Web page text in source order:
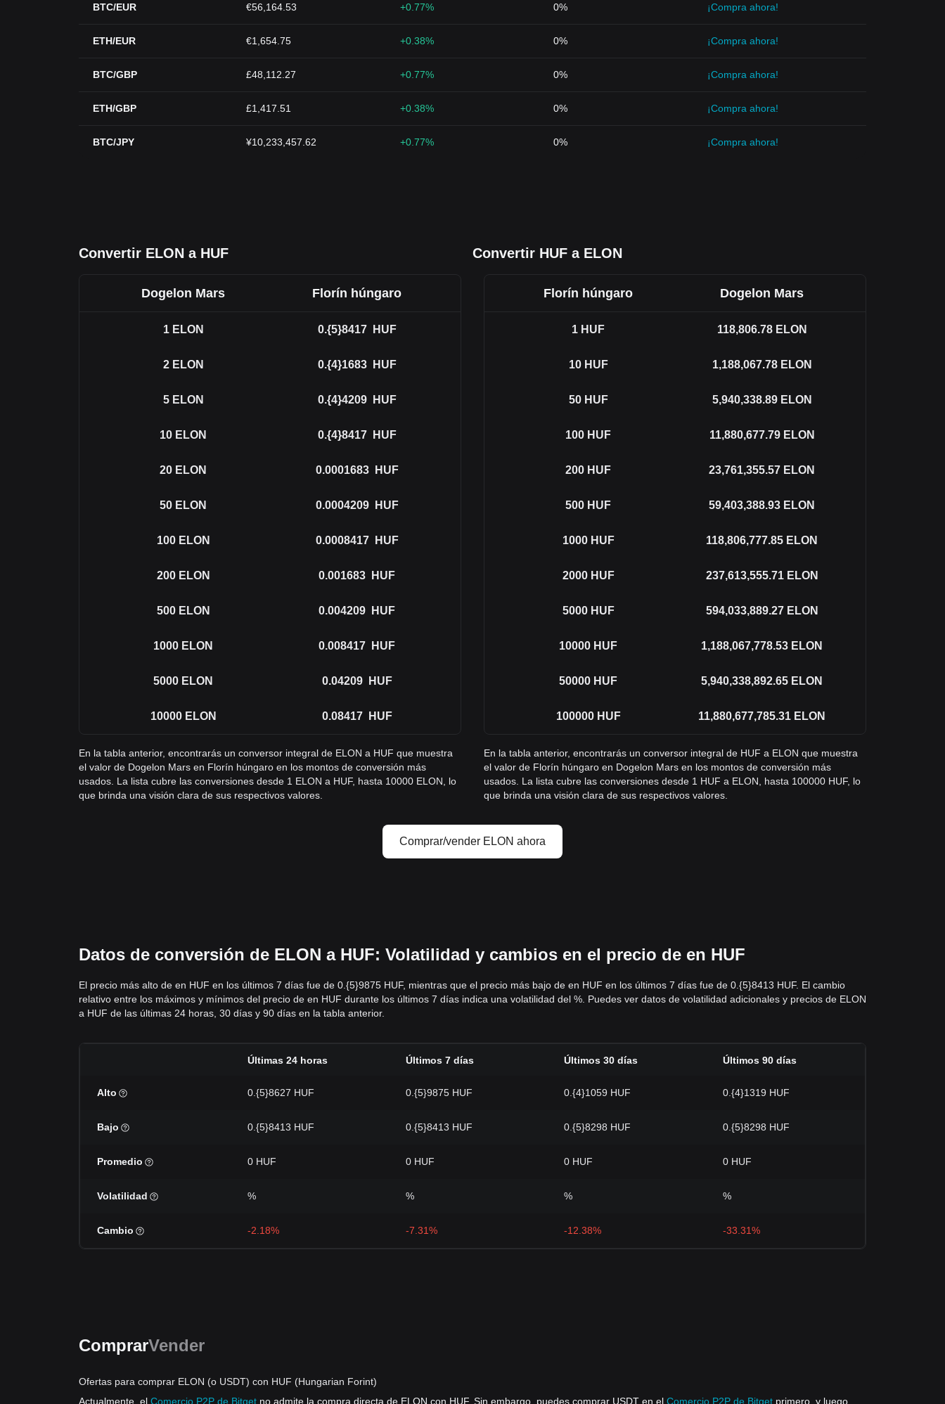
BTC/EUR €56,164.53 +0.77% 0% ¡Compra ahora!
ETH/EUR €1,654.75 +0.38% 0% ¡Compra ahora!
BTC/GBP £48,112.27 +0.77% 0% ¡Compra ahora!
ETH/GBP £1,417.51 +0.38% 0% ¡Compra ahora!
BTC/JPY ¥10,233,457.62 +0.77% 0% ¡Compra ahora!
Convertir ELON a HUF Convertir HUF a ELON
Dogelon Mars Florín húngaro
1 ELON 0.{5}8417 HUF
2 ELON 0.{4}1683 HUF
5 ELON 0.{4}4209 HUF
10 ELON 0.{4}8417 HUF
20 ELON 0.0001683 HUF
50 ELON 0.0004209 HUF
100 ELON 0.0008417 HUF
200 ELON 0.001683 HUF
500 ELON 0.004209 HUF
1000 ELON 0.008417 HUF
5000 ELON 0.04209 HUF
10000 ELON 0.08417 HUF
En la tabla anterior, encontrarás un conversor integral de ELON a HUF que muestra
el valor de Dogelon Mars en Florín húngaro en los montos de conversión más
usados. La lista cubre las conversiones desde 1 ELON a HUF, hasta 10000 ELON, lo
que brinda una visión clara de sus respectivos valores.
Florín húngaro Dogelon Mars
1 HUF 118,806.78 ELON
10 HUF 1,188,067.78 ELON
50 HUF 5,940,338.89 ELON
100 HUF 11,880,677.79 ELON
200 HUF 23,761,355.57 ELON
500 HUF 59,403,388.93 ELON
1000 HUF 118,806,777.85 ELON
2000 HUF 237,613,555.71 ELON
5000 HUF 594,033,889.27 ELON
10000 HUF 1,188,067,778.53 ELON
50000 HUF 5,940,338,892.65 ELON
100000 HUF 11,880,677,785.31 ELON
En la tabla anterior, encontrarás un conversor integral de HUF a ELON que muestra
el valor de Florín húngaro en Dogelon Mars en los montos de conversión más
usados. La lista cubre las conversiones desde 1 HUF a ELON, hasta 100000 HUF, lo
que brinda una visión clara de sus respectivos valores.
Comprar/vender ELON ahora
Datos de conversión de ELON a HUF: Volatilidad y cambios en el precio de en HUF
El precio más alto de en HUF en los últimos 7 días fue de 0.{5}9875 HUF, mientras que el precio más bajo de en HUF en los últimos 7 días fue de 0.{5}8413 HUF. El cambio
relativo entre los máximos y mínimos del precio de en HUF durante los últimos 7 días indica una volatilidad del %. Puedes ver datos de volatilidad adicionales y precios de ELON
a HUF de las últimas 24 horas, 30 días y 90 días en la tabla anterior.
Últimas 24 horas Últimos 7 días Últimos 30 días Últimos 90 días
Alto 0.{5}8627 HUF 0.{5}9875 HUF 0.{4}1059 HUF 0.{4}1319 HUF
Bajo 0.{5}8413 HUF 0.{5}8413 HUF 0.{5}8298 HUF 0.{5}8298 HUF
Promedio 0 HUF 0 HUF 0 HUF 0 HUF
Volatilidad % % % %
Cambio -2.18% -7.31% -12.38% -33.31%
ComprarVender
Ofertas para comprar ELON (o USDT) con HUF (Hungarian Forint)
Actualmente, el Comercio P2P de Bitget no admite la compra directa de ELON con HUF. Sin embargo, puedes comprar USDT en el Comercio P2P de Bitget primero, y luego